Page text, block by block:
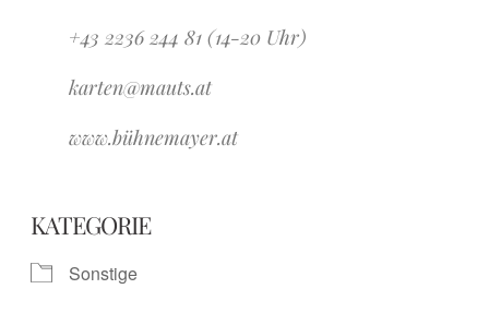
+43 2236 244 81 (14-20 Uhr)
karten@mauts.at
www.bühnemayer.at
KATEGORIE
Sonstige